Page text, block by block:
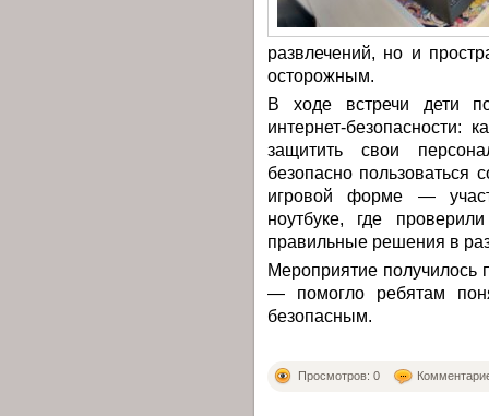
развлечений, но и
осторожным.
В ходе встречи дети
интернет-безопасности:
защитить свои
безопасно пользоваться
игровой форме —
ноутбуке, где
правильные решения в
Мероприятие получилось
— помогло ребятам
безопасным.
Просмотров: 0